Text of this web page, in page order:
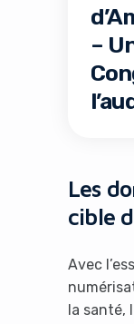
–
Les
cible
Avec
la santé,